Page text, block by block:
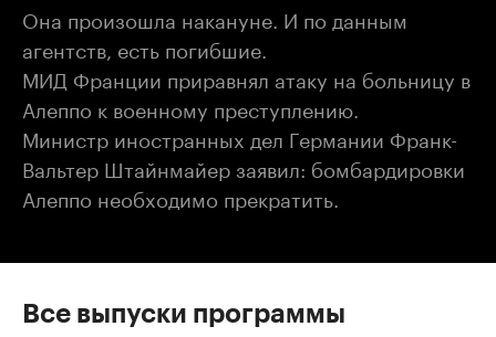
Она произошла накануне. И по данным
агентств, есть погибшие.
МИД Франции приравнял атаку на больницу в
Алеппо к военному преступлению.
Министр иностранных дел Германии Франк-
Вальтер Штайнмайер заявил: бомбардировки
Алеппо необходимо прекратить.
Все выпуски программы